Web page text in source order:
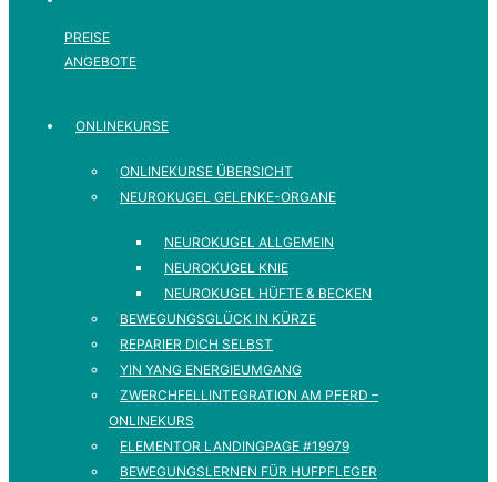
PREISE
ANGEBOTE
ONLINEKURSE
ONLINEKURSE ÜBERSICHT
NEUROKUGEL GELENKE-ORGANE
NEUROKUGEL ALLGEMEIN
NEUROKUGEL KNIE
NEUROKUGEL HÜFTE & BECKEN
BEWEGUNGSGLÜCK IN KÜRZE
REPARIER DICH SELBST
YIN YANG ENERGIEUMGANG
ZWERCHFELLINTEGRATION AM PFERD –
ONLINEKURS
ELEMENTOR LANDINGPAGE #19979
BEWEGUNGSLERNEN FÜR HUFPFLEGER